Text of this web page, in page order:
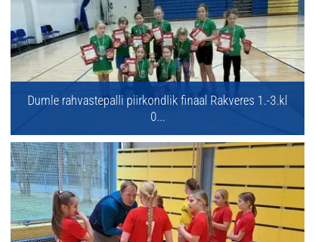
Dumle rahvastepalli piirkondlik finaal Rakveres 1.-3.kl
0...